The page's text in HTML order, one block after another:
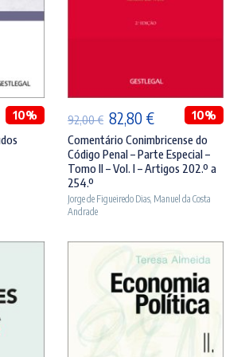
10% 92,00€ O
preço
original
92,00 €.
82,80 €O
preço
atual
82,80 €.
10%
Comentário Conimbricense do
Código Penal – Parte Especial –
Tomo II – Vol. I – Artigos 202.º a
254.º
Jorge de Figueiredo Dias, Manuel da Costa
Andrade